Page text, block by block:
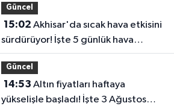
Güncel
15:02
sürdürüyor! İşte 5 günlük hava
durumu
Güncel
14:53
yükselişle başladı! İşte 3 Ağustos